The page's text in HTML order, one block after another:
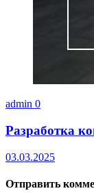
admin 0
Разработка
03.03.2025
Отправить